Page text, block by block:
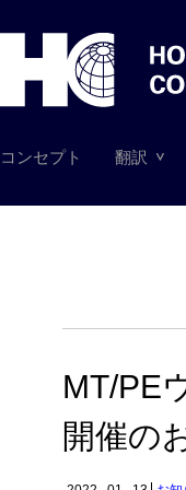
コンセプト 翻訳
MT/PE
開催の